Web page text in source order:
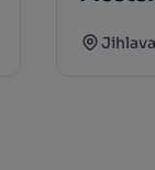
Jihlava